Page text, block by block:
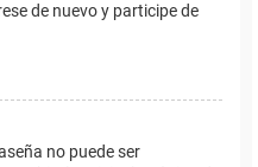
de nuevo y participe de
no puede ser